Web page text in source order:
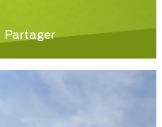
Partager